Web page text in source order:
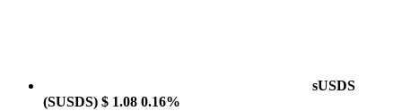
sUSDS
(SUSDS) $ 1.08 0.16%